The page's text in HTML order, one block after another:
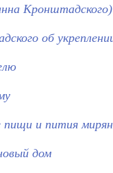
Кронштадского)
об
пищи и пития
дом